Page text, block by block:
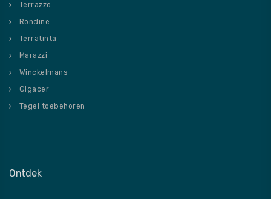
Terrazzo
Rondine
Terratinta
Marazzi
Winckelmans
Gigacer
Tegel toebehoren
Ontdek